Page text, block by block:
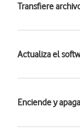
Transfiere
Actualiza el
Enciende y